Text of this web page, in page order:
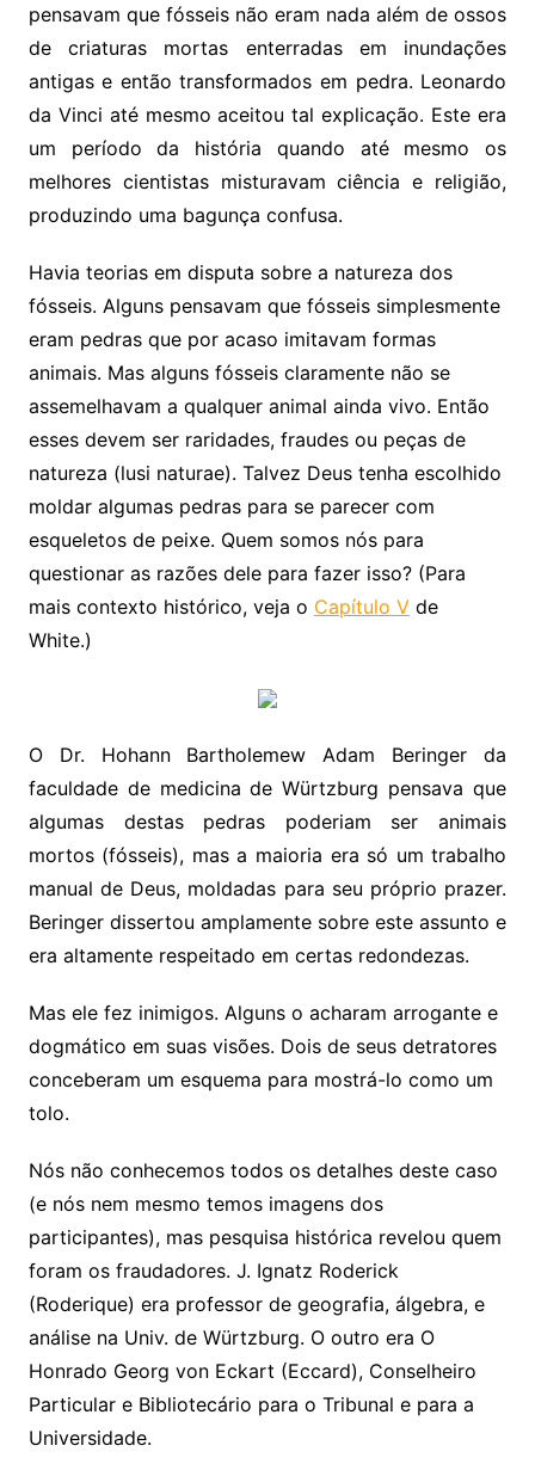
pensavam que fósseis não eram nada além de ossos
de criaturas mortas enterradas em inundações
antigas e então transformados em pedra. Leonardo
da Vinci até mesmo aceitou tal explicação. Este era
um período da história quando até mesmo os
melhores cientistas misturavam ciência e religião,
produzindo uma bagunça confusa.
Havia teorias em disputa sobre a natureza dos
fósseis. Alguns pensavam que fósseis simplesmente
eram pedras que por acaso imitavam formas
animais. Mas alguns fósseis claramente não se
assemelhavam a qualquer animal ainda vivo. Então
esses devem ser raridades, fraudes ou peças de
natureza (lusi naturae). Talvez Deus tenha escolhido
moldar algumas pedras para se parecer com
esqueletos de peixe. Quem somos nós para
questionar as razões dele para fazer isso? (Para
mais contexto histórico, veja o Capítulo Vde
White.)
O Dr. Hohann Bartholemew Adam Beringer da
faculdade de medicina de Würtzburg pensava que
algumas destas pedras poderiam ser animais
mortos (fósseis), mas a maioria era só um trabalho
manual de Deus, moldadas para seu próprio prazer.
Beringer dissertou amplamente sobre este assunto e
era altamente respeitado em certas redondezas.
Mas ele fez inimigos. Alguns o acharam arrogante e
dogmático em suas visões. Dois de seus detratores
conceberam um esquema para mostrá-lo como um
tolo.
Nós não conhecemos todos os detalhes deste caso
(e nós nem mesmo temos imagens dos
participantes), mas pesquisa histórica revelou quem
foram os fraudadores. J. Ignatz Roderick
(Roderique) era professor de geografia, álgebra, e
análise na Univ. de Würtzburg. O outro era O
Honrado Georg von Eckart (Eccard), Conselheiro
Particular e Bibliotecário para o Tribunal e para a
Universidade.